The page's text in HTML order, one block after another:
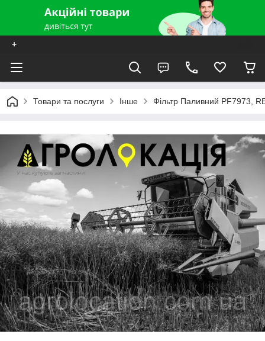
+
Товари та послуги Інше Фільтр Паливний PF7973,